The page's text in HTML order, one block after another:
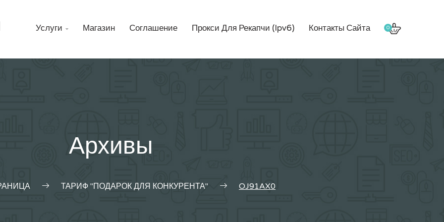
Услуги  Магазин Соглашение Прокси Для Рекапчи (Ipv6) Контакты Сайта 0
Архивы
ТАРИФ "ПОДАРОК ДЛЯ КОНКУРЕНТА" OJ91AX0